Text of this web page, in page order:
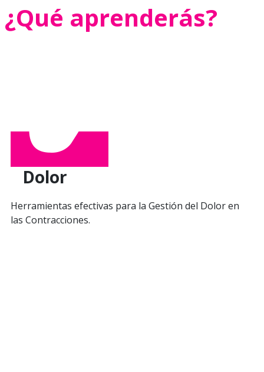
¿Qué aprenderás?
Dolor
Herramientas efectivas para la Gestión del Dolor en
las Contracciones.